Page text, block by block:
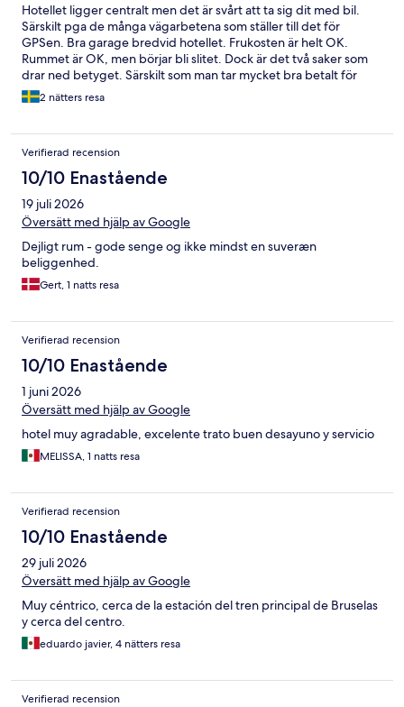
Hotellet ligger centralt men det är svårt att ta sig dit med bil.
Särskilt pga de många vägarbetena som ställer till det för
GPSen. Bra garage bredvid hotellet. Frukosten är helt OK.
Rummet är OK, men börjar bli slitet. Dock är det två saker som
drar ned betyget. Särskilt som man tar mycket bra betalt för
rummen. Den första är oroväckande om man har mindre barn
som vi. Två av 230 V kontakterna var trasiga och det var bara att
Hotellet hade lagt kuddar framför dessa kontakter. Vet inte om
de var avstängda någon annanstans. Sedan lät man en lastbil
som skulle leverera till hotellet tidigt tidigt på morgonen stå
med motorn på tomgång (lågfrekvent genomträngande ljud)
utanför i kanske 20-30 minuter. Såg inte ut att vara en kylbil, så
varför inte stänga av motorn!! Och om inte föraren gör det
2 nätters resa
Verifierad recension
10/10 Enastående
19 juli 2026
Översätt med hjälp av Google
Dejligt rum - gode senge og ikke mindst en suveræn
beliggenhed.
Gert, 1 natts resa
Verifierad recension
10/10 Enastående
1 juni 2026
Översätt med hjälp av Google
hotel muy agradable, excelente trato buen desayuno y servicio
MELISSA, 1 natts resa
Verifierad recension
10/10 Enastående
29 juli 2026
Översätt med hjälp av Google
Muy céntrico, cerca de la estación del tren principal de Bruselas
y cerca del centro.
eduardo javier, 4 nätters resa
Verifierad recension